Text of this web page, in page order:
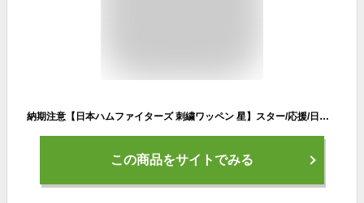
納期注意【日本ハムファイターズ 刺繍ワッペン 星】スター/応援/日ハム/北海道/応援歌/ユニフォーム/刺繍/刺しゅう/ワッペン/応援グッズ
この商品をサイトでみる